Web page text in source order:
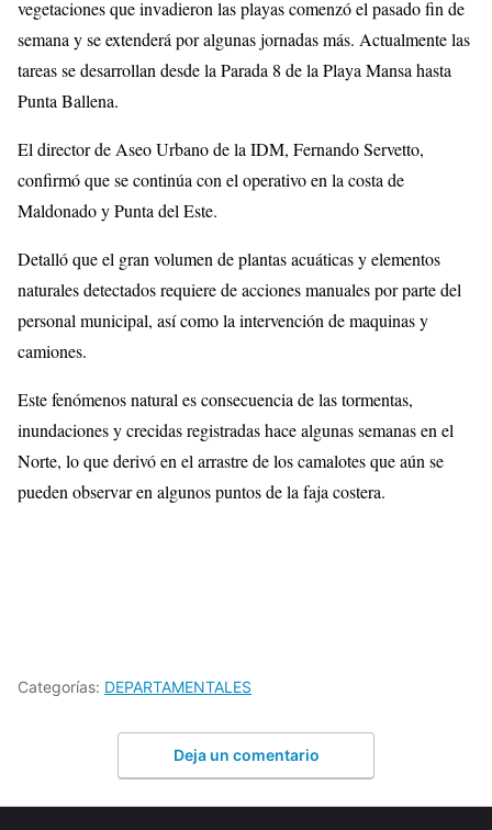
vegetaciones que invadieron las playas comenzó el pasado fin de
semana y se extenderá por algunas jornadas más. Actualmente las
tareas se desarrollan desde la Parada 8 de la Playa Mansa hasta
Punta Ballena.
El director de Aseo Urbano de la IDM, Fernando Servetto,
confirmó que se continúa con el operativo en la costa de
Maldonado y Punta del Este.
Detalló que el gran volumen de plantas acuáticas y elementos
naturales detectados requiere de acciones manuales por parte del
personal municipal, así como la intervención de maquinas y
camiones.
Este fenómenos natural es consecuencia de las tormentas,
inundaciones y crecidas registradas hace algunas semanas en el
Norte, lo que derivó en el arrastre de los camalotes que aún se
pueden observar en algunos puntos de la faja costera.
Categorías: DEPARTAMENTALES
Deja un comentario